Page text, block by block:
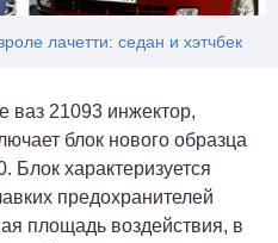
лачетти: седан и хэтчбек
ваз 21093 инжектор,
блок нового образца
Блок характеризуется
предохранителей
площадь воздействия, в